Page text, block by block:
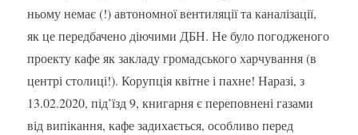
ньому немає (!) автономної вентиляції та каналізації,
як це передбачено діючими ДБН. Не було погодженого
проекту кафе як закладу громадського харчування (в
центрі столиці!). Корупція квітне і пахне! Наразі, з
13.02.2020, під’їзд 9, книгарня є переповнені газами
від випікання, кафе задихається, особливо перед